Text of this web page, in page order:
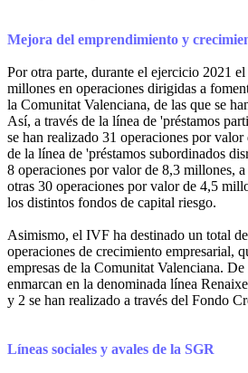
Mejora del emprendimiento y
Por otra parte, durante el ejercicio 2021
millones en operaciones dirigidas a
la Comunitat Valenciana, de las que se
Así, a través de la línea de 'préstamos
se han realizado 31 operaciones por
de la línea de 'préstamos subordinados
8 operaciones por valor de 8,3 millones,
otras 30 operaciones por valor de 4,5
los distintos fondos de capital riesgo.
Asimismo, el IVF ha destinado un total
operaciones de crecimiento empresarial,
empresas de la Comunitat Valenciana. De
enmarcan en la denominada línea
y 2 se han realizado a través del Fondo
Líneas sociales y avales de la SGR